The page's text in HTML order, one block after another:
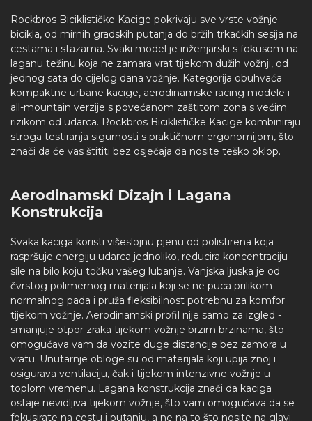
Rockbros Biciklističke Kacige pokrivaju sve vrste vožnje
bicikla, od mirnih gradskih putanja do bržih trkačkih sesija na
cestama i stazama. Svaki model je inženjarski s fokusom na
laganu težinu koja ne zamara vrat tijekom dužih vožnji, od
jednog sata do cijelog dana vožnje. Kategorija obuhvaća
kompaktne urbane kacige, aerodinamske racing modelе i
all-mountain verzije s povećanom zaštitom zona s većim
rizikom od udarca. Rockbros Biciklističke Kacige kombiniraju
stroga testiranja sigurnosti s praktičnom ergonomijom, što
znači da će vas štititi bez osjećaja da nosite teško oklop.
Aerodinamski Dizajn i Lagana
Konstrukcija
Svaka kaciga koristi višeslojnu pjenu od polistirena koja
raspršuje energiju udarca jednoliko, reducira koncentraciju
sile na bilo koju točku vašeg lubanje. Vanjska ljuska je od
čvrstog polimernog materijala koji se ne puca prilikom
normalnog pada i pruža fleksibilnost potrebnu za komfor
tijekom vožnje. Aerodinamski profil nije samo za izgled -
smanjuje otpor zraka tijekom vožnje brzim brzinama, što
omogućava vam da vozite duge distancije bez zamora u
vratu. Unutarnje obloge su od materijala koji upija znoj i
osigurava ventilaciju, čak i tijekom intenzivne vožnje u
toplom vremenu. Lagana konstrukcija znači da kaciga
ostaje nevidljiva tijekom vožnje, što vam omogućava da se
fokusirate na cestu i putanju, a ne na to što nosite na glavi.